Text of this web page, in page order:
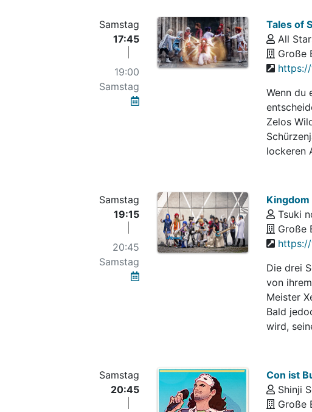
Samstag
17:45
19:00
Samstag
Tales of
All
Große
Wenn du
Zelos
lockeren
Samstag
19:15
20:45
Samstag
Kingdom
Tsuki
Große
Die drei
von
Meister
Bald
wird,
Samstag
20:45
Con ist
Shinji
Große